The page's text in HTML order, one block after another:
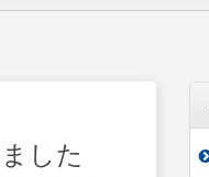
した